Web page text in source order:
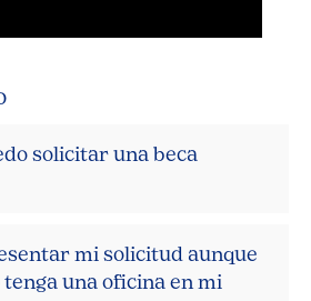
solicitar una beca
mi solicitud aunque
tenga una oficina en mi